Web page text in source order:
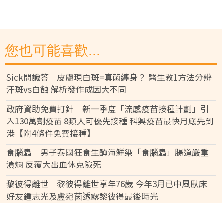
您也可能喜歡...
Sick問識答｜皮膚現白斑=真菌纏身？ 醫生教1方法分辨
汗斑vs白蝕 解析發作成因大不同
政府資助免費打針｜新一季度「流感疫苗接種計劃」引
入130萬劑疫苗 8類人可優先接種 科興疫苗最快月底先到
港【附4條件免費接種】
食腦蟲｜男子泰國狂食生醃海鮮染「食腦蟲」腸道嚴重
潰爛 反覆大出血休克險死
黎彼得離世｜黎彼得離世享年76歲 今年3月已中風臥床
好友鍾志光及盧宛茵透露黎彼得最後時光